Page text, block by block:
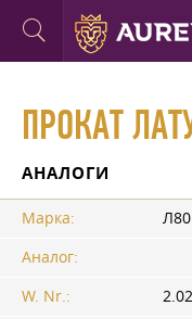
ПРОКАТ
АНАЛОГИ
Марка:
Л80
Аналог:
W. Nr.: